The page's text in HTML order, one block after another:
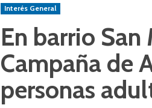
Interés General
En barrio
Campaña de
personas